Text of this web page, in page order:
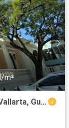
m²
Casa en Venta en col. Americana, Av Vallarta, Guadalajara, Jalisco.